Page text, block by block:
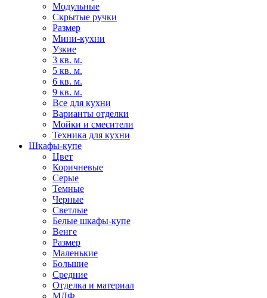
Модульные
Скрытые ручки
Размер
Мини-кухни
Узкие
3 кв. м.
5 кв. м.
6 кв. м.
9 кв. м.
Все для кухни
Варианты отделки
Мойки и смесители
Техника для кухни
Шкафы-купе
Цвет
Коричневые
Серые
Темные
Черные
Светлые
Белые шкафы-купе
Венге
Размер
Маленькие
Большие
Средние
Отделка и материал
МДФ